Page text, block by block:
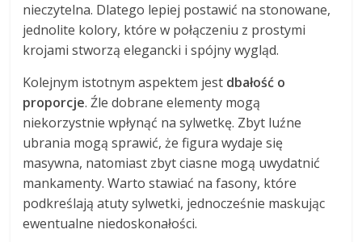
nieczytelna. Dlatego lepiej postawić na stonowane,
jednolite kolory, które w połączeniu z prostymi
krojami stworzą elegancki i spójny wygląd.
Kolejnym istotnym aspektem jest dbałość o
proporcje. Źle dobrane elementy mogą
niekorzystnie wpłynąć na sylwetkę. Zbyt luźne
ubrania mogą sprawić, że figura wydaje się
masywna, natomiast zbyt ciasne mogą uwydatnić
mankamenty. Warto stawiać na fasony, które
podkreślają atuty sylwetki, jednocześnie maskując
ewentualne niedoskonałości.